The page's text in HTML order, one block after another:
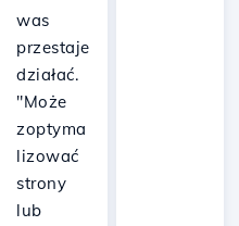
was
przestaje
działać.
"Może
zoptyma
lizować
strony
lub